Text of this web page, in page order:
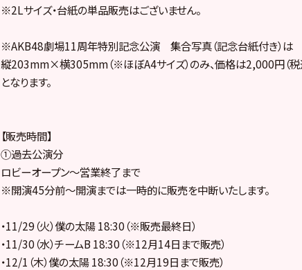
※2Lサイズ・台紙の単品販売はございません。
※AKB48劇場11周年特別記念公演 集合写真（記念台紙付き）は
縦203mm×横305mm（※ほぼA4サイズ）のみ、価格は2,000円（税
となります。
【販売時間】
①過去公演分
ロビーオープン～営業終了まで
※開演45分前～開演までは一時的に販売を中断いたします。
・11/29（火）僕の太陽 18:30（※販売最終日）
・11/30（水）チームB 18:30（※12月14日まで販売）
・12/1（木）僕の太陽 18:30（※12月19日まで販売）